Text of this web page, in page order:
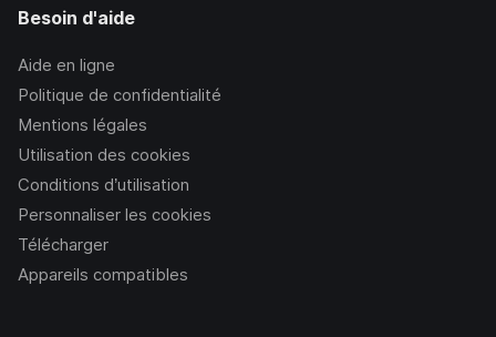
Besoin d'aide
Aide en ligne
Politique de confidentialité
Mentions légales
Utilisation des cookies
Conditions d’utilisation
Personnaliser les cookies
Télécharger
Appareils compatibles